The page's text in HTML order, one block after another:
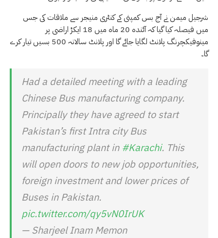
شرجیل میمن نے آج بس کمپنی کے کنٹری منیجر سے ملاقات کی جس
میں فیصلہ کیا گیا کہ آئندہ 20 ماہ میں 18 ایکڑ اراضی پر
مینوفیکچرنگ پلانٹ لگایا جائے گا اور پلانٹ سالانہ 500 بسیں تیار کرے
گا۔
Had a detailed meeting with a leading
Chinese Bus manufacturing company.
Principally they have agreed to start
Pakistan’s first Intra city Bus
manufacturing plant in #Karachi. This
will open doors to new job opportunities,
foreign investment and lower prices of
Buses in Pakistan.
pic.twitter.com/qy5vN0IrUK
— Sharjeel Inam Memon